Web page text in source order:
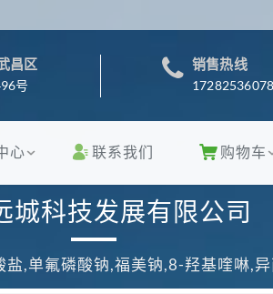
昌区
号
销售热线
17282536078
心 联系我们 购物车
城科技发展有限公司
,单氟磷酸钠,福美钠,8-羟基喹啉,